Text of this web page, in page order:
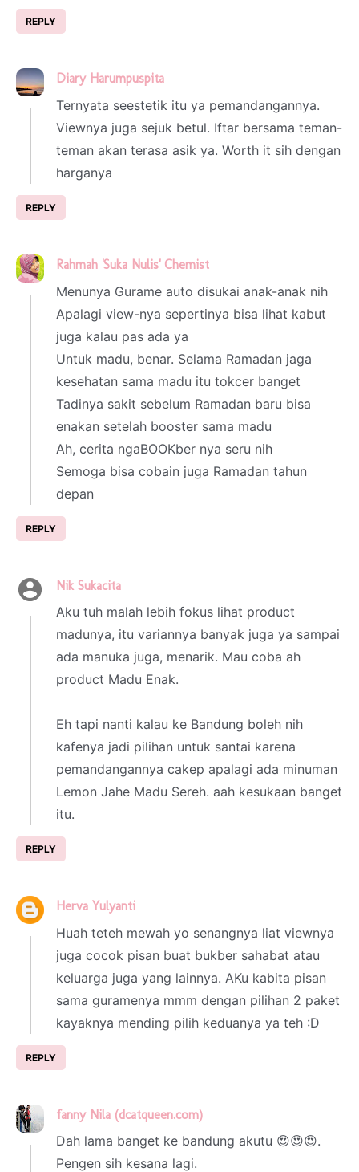
REPLY
Diary Harumpuspita
Ternyata seestetik itu ya pemandangannya.
Viewnya juga sejuk betul. Iftar bersama teman-
teman akan terasa asik ya. Worth it sih dengan
harganya
REPLY
Rahmah 'Suka Nulis' Chemist
Menunya Gurame auto disukai anak-anak nih
Apalagi view-nya sepertinya bisa lihat kabut
juga kalau pas ada ya
Untuk madu, benar. Selama Ramadan jaga
kesehatan sama madu itu tokcer banget
Tadinya sakit sebelum Ramadan baru bisa
enakan setelah booster sama madu
Ah, cerita ngaBOOKber nya seru nih
Semoga bisa cobain juga Ramadan tahun
depan
REPLY
Nik Sukacita
Aku tuh malah lebih fokus lihat product
madunya, itu variannya banyak juga ya sampai
ada manuka juga, menarik. Mau coba ah
product Madu Enak.
Eh tapi nanti kalau ke Bandung boleh nih
kafenya jadi pilihan untuk santai karena
pemandangannya cakep apalagi ada minuman
Lemon Jahe Madu Sereh. aah kesukaan banget
itu.
REPLY
Herva Yulyanti
Huah teteh mewah yo senangnya liat viewnya
juga cocok pisan buat bukber sahabat atau
keluarga juga yang lainnya. AKu kabita pisan
sama guramenya mmm dengan pilihan 2 paket
kayaknya mending pilih keduanya ya teh :D
REPLY
fanny Nila (dcatqueen.com)
Dah lama banget ke bandung akutu 😍😍😍.
Pengen sih kesana lagi.